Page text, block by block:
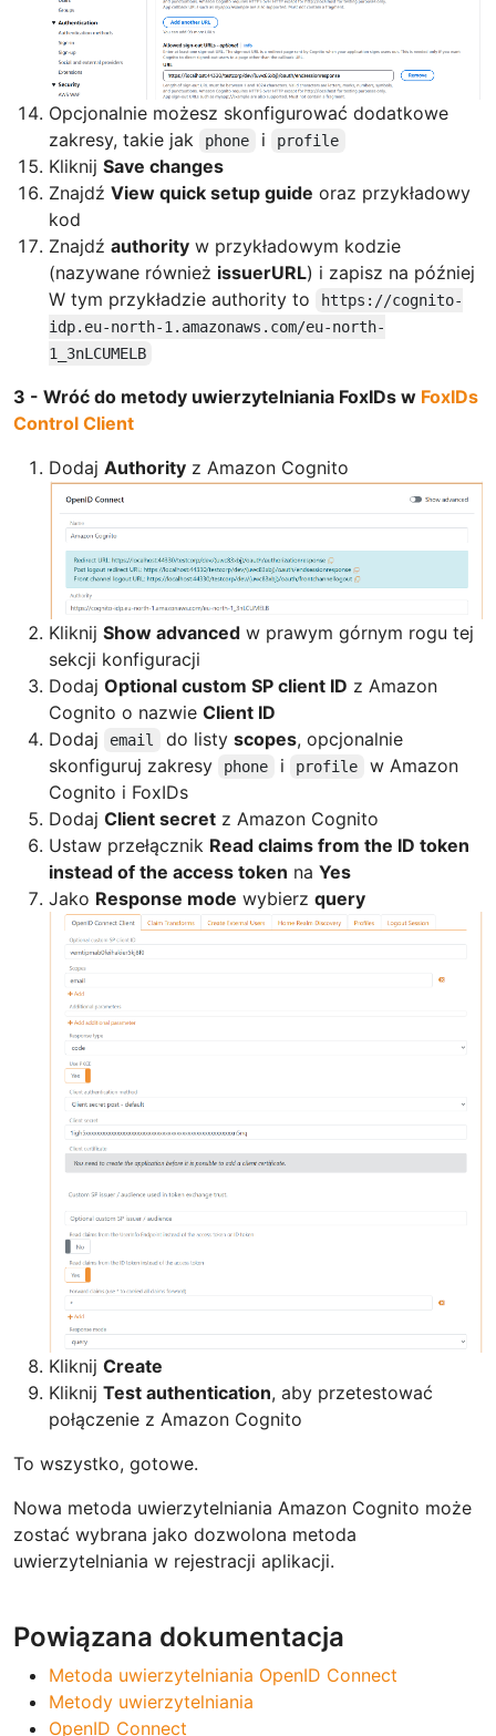
Opcjonalnie możesz skonfigurować dodatkowe
zakresy, takie jak
phone i profile
Kliknij Save changes
Znajdź View quick setup guide oraz przykładowy
kod
Znajdź authority w przykładowym kodzie
(nazywane również issuerURL) i zapisz na później
W tym przykładzie authority to
https://cognito-
idp.eu-north-1.amazonaws.com/eu-north-
1_3nLCUMELB
3 - Wróć do metody uwierzytelniania FoxIDs w FoxIDs
Control Client
Dodaj Authority z Amazon Cognito
Kliknij Show advanced w prawym górnym rogu tej
sekcji konfiguracji
Dodaj Optional custom SP client ID z Amazon
Cognito o nazwie Client ID
Dodaj
email do listy scopes, opcjonalnie
skonfiguruj zakresy
phone i profile
w Amazon
Cognito i FoxIDs
Dodaj Client secret z Amazon Cognito
Ustaw przełącznik Read claims from the ID token
instead of the access token na Yes
Jako Response mode wybierz query
Kliknij Create
Kliknij Test authentication, aby przetestować
połączenie z Amazon Cognito
To wszystko, gotowe.
Nowa metoda uwierzytelniania Amazon Cognito może
zostać wybrana jako dozwolona metoda
uwierzytelniania w rejestracji aplikacji.
Powiązana dokumentacja
Metoda uwierzytelniania OpenID Connect
Metody uwierzytelniania
OpenID Connect